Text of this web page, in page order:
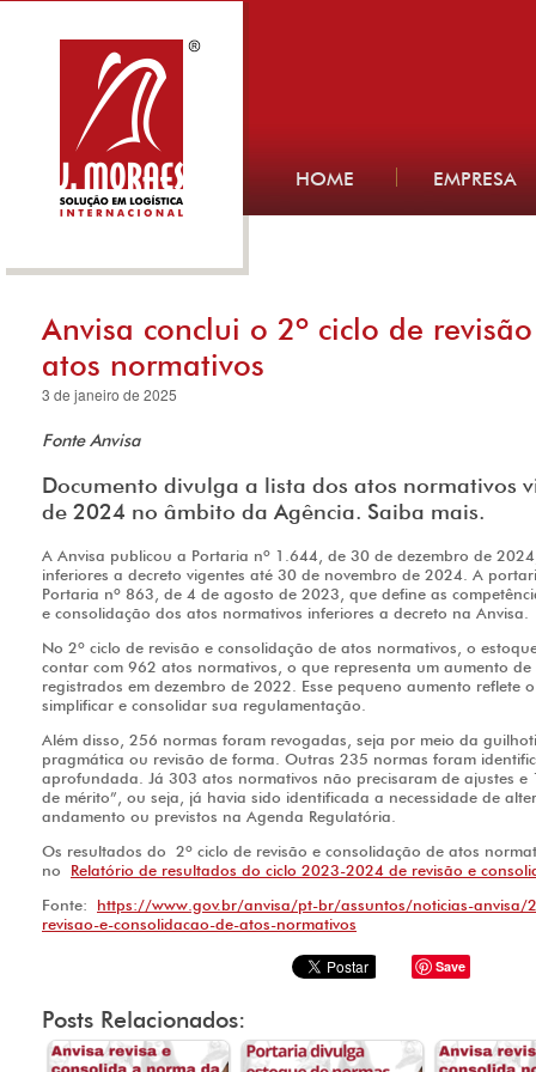
HOME EMPRESA
Anvisa conclui o 2º ciclo de
atos normativos
3 de janeiro de 2025
Fonte Anvisa
Documento divulga a lista dos atos normativos
de 2024 no âmbito da Agência. Saiba mais.
A Anvisa publicou a Portaria nº 1.644, de 30 de dezembro de
inferiores a decreto vigentes até 30 de novembro de 2024. A
Portaria nº 863, de 4 de agosto de 2023, que define as
e consolidação dos atos normativos inferiores a decreto na Anvisa.
No 2º ciclo de revisão e consolidação de atos normativos, o
contar com 962 atos normativos, o que representa um aumento
registrados em dezembro de 2022. Esse pequeno aumento
simplificar e consolidar sua regulamentação.
Além disso, 256 normas foram revogadas, seja por meio da
pragmática ou revisão de forma. Outras 235 normas foram
aprofundada. Já 303 atos normativos não precisaram de ajustes e
de mérito”, ou seja, já havia sido identificada a necessidade de
andamento ou previstos na Agenda Regulatória.
Os resultados do 2º ciclo de revisão e consolidação de atos
no Relatório de resultados do ciclo 2023-2024 de revisão e
Fonte: https://www.gov.br/anvisa/pt-br/assuntos/noticias-anvisa/
revisao-e-consolidacao-de-atos-normativos
Save
Posts Relacionados: